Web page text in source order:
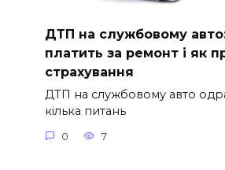
ДТП на службовому
платить за ремонт і як
страхування
ДТП на службовому авто
кілька питань
0 7